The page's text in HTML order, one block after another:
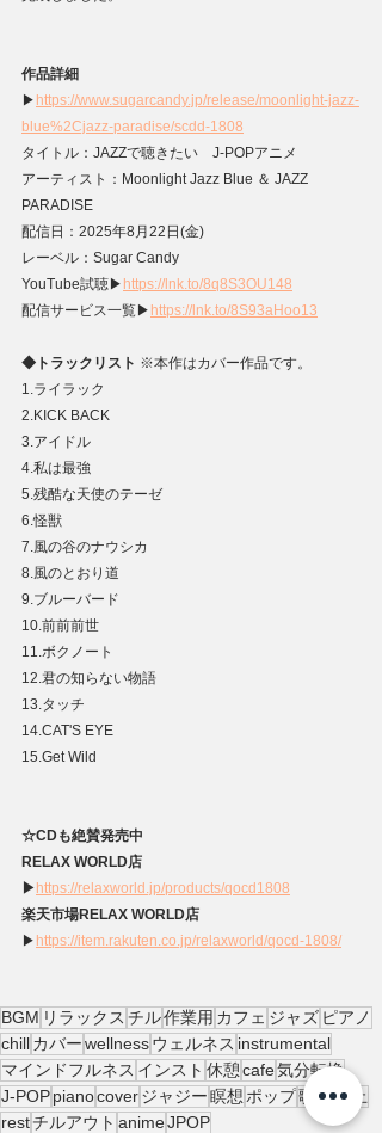
作品詳細
▶ https://www.sugarcandy.jp/release/moonlight-jazz-
blue%2Cjazz-paradise/scdd-1808
タイトル：JAZZで聴きたい　J-POPアニメ
アーティスト：Moonlight Jazz Blue ＆ JAZZ
PARADISE
配信日：2025年8月22日(金)
レーベル：Sugar Candy
YouTube試聴▶ https://lnk.to/8q8S3OU148
配信サービス⼀覧▶ https://lnk.to/8S93aHoo13
◆トラックリスト ※本作はカバー作品です。
1.ライラック
2.KICK BACK
3.アイドル
4.私は最強
5.残酷な天使のテーゼ
6.怪獣
7.風の谷のナウシカ
8.風のとおり道
9.ブルーバード
10.前前前世
11.ボクノート
12.君の知らない物語
13.タッチ
14.CAT'S EYE
15.Get Wild
☆CDも絶賛発売中
RELAX WORLD店
▶ https://relaxworld.jp/products/qocd1808
楽天市場RELAX WORLD店
▶ https://item.rakuten.co.jp/relaxworld/qocd-1808/
BGM リラックス チル作業用 カフェ ジャズ ピアノ
chillカバーwellnessウェルネス instrumental
マインドフルネス インスト 休憩cafe気分転換
J-POPpianocoverジャジー瞑想 ポップ歌
小休止
restチルアウト animeJPOP